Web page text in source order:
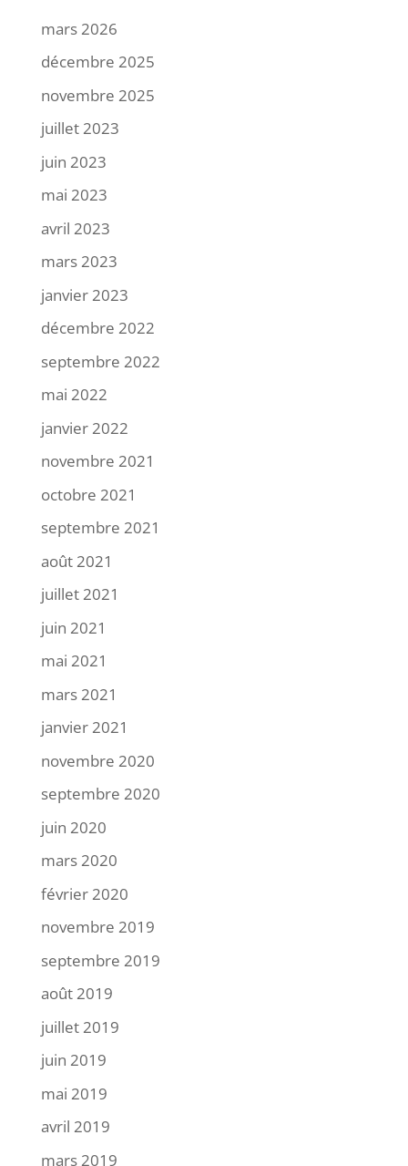
mars 2026
décembre 2025
novembre 2025
juillet 2023
juin 2023
mai 2023
avril 2023
mars 2023
janvier 2023
décembre 2022
septembre 2022
mai 2022
janvier 2022
novembre 2021
octobre 2021
septembre 2021
août 2021
juillet 2021
juin 2021
mai 2021
mars 2021
janvier 2021
novembre 2020
septembre 2020
juin 2020
mars 2020
février 2020
novembre 2019
septembre 2019
août 2019
juillet 2019
juin 2019
mai 2019
avril 2019
mars 2019